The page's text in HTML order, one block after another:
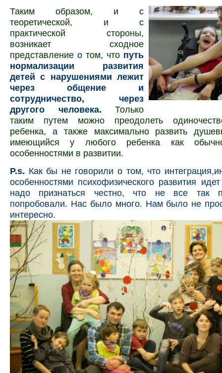
Таким образом, и с
теоретической, и с
практической стороны,
возникает сходное
представление о том, что путь
нормализации раз­вития
детей с нарушениями лежит
через общение и
сотрудничество, через
другого человека. Только
таким путем можно преодолеть
ребенка, а также максимально развить
имеющийся у любого ребенка как
особенностями в раз­витии.
P.s. Как бы не говорили о том, что
особенностями психофизического развития
надо признаться честно, что не все так
попробовали. Нас было много. Нам было не
интересно.